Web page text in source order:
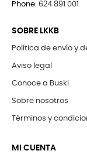
Phone: 624 891 001
SOBRE LKKB
Política de envío y
Aviso legal
Conoce a Buski
Sobre nosotros
Términos y
MI CUENTA